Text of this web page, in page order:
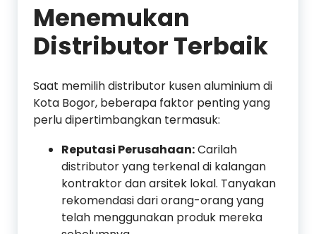
Menemukan
Distributor Terbaik
Saat memilih distributor kusen aluminium di
Kota Bogor, beberapa faktor penting yang
perlu dipertimbangkan termasuk:
Reputasi Perusahaan:Carilah
distributor yang terkenal di kalangan
kontraktor dan arsitek lokal. Tanyakan
rekomendasi dari orang-orang yang
telah menggunakan produk mereka